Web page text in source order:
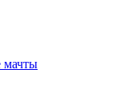
мачты